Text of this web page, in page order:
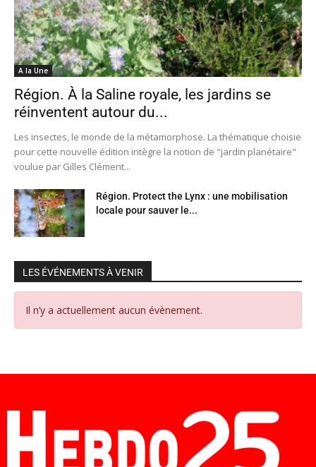
A la Une
Région. À la Saline royale, les jardins se
réinventent autour du...
Les insectes, le monde de la métamorphose. La thématique choisie
pour cette nouvelle édition intègre la notion de "jardin planétaire"
voulue par Gilles Clément...
Région. Protect the Lynx : une mobilisation
locale pour sauver le...
LES ÉVÉNEMENTS À VENIR
Il n’y a actuellement aucun évènement.